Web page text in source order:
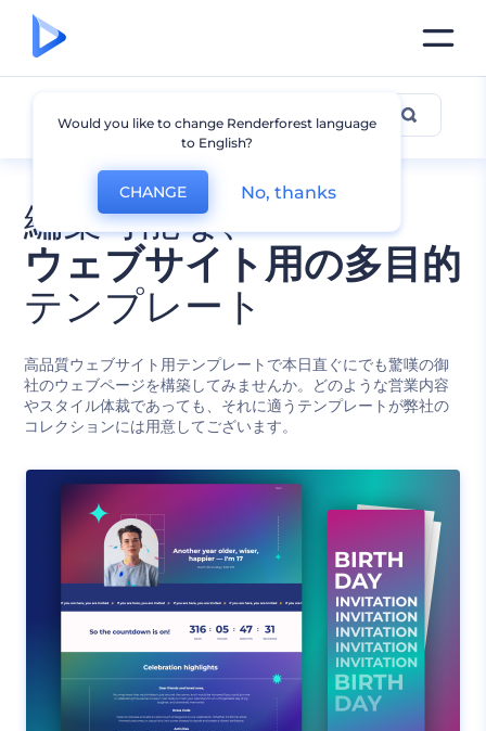
編集可能な、
ウェブサイト用の多目的
テンプレート
高品質ウェブサイト用テンプレートで本日直ぐにでも驚嘆の御
社のウェブページを構築してみませんか。どのような営業内容
やスタイル体裁であっても、それに適うテンプレートが弊社の
コレクションには用意してございます。
全てのテンプレート
Would you like to change Renderforest language
to English?
CHANGE No, thanks